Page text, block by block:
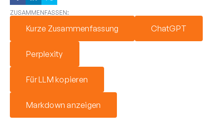
ZUSAMMENFASSEN:
Kurze Zusammenfassung ChatGPT
Perplexity
Für LLM kopieren
Markdown anzeigen